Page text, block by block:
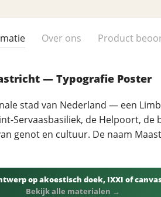
Over ons Product
— Typografie Poster
stad van Nederland — een
Servaasbasiliek, de Helpoort, de
genot en cultuur. De naam
op akoestisch doek, IXXI of
Bekijk alle materialen →